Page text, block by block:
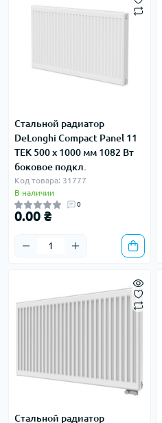
Стальной радиатор
DeLonghi Compact Panel 11
TEK 500 x 1000 мм 1082 Вт
боковое подкл.
Код товара: 31777
В наличии
0
0.00 ₴
Стальной радиатор